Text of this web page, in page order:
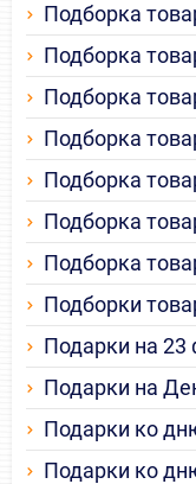
Подборка
Подборка
Подборка
Подборка
Подборка
Подборка
Подборка
Подборки
Подарки на 23
Подарки на
Подарки ко
Подарки ко